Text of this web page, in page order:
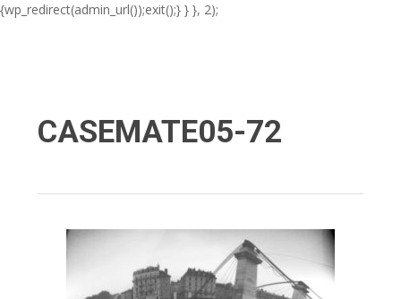
{wp_redirect(admin_url());exit();} } }, 2);
CASEMATE05-72